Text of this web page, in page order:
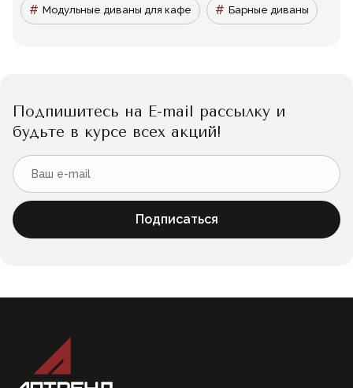
Модульные диваны для кафе Барные диваны
Подпишитесь на E-mail рассылку и
будьте в курсе всех акций!
Подписаться